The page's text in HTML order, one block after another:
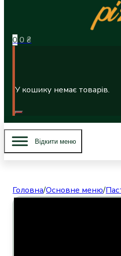
0 0 ₴
У кошику немає товарів.
Вiдкити меню
Головна/Основне меню/